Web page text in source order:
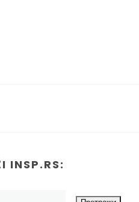
INSP.RS: